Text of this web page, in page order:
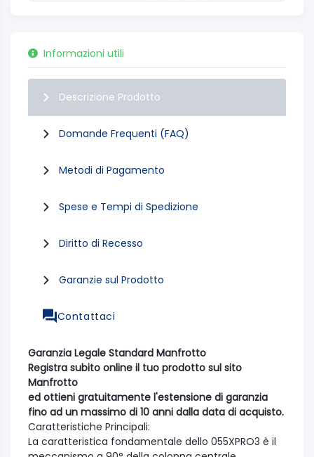
Informazioni utili
Descrizione Prodotto
Domande Frequenti (FAQ)
Metodi di Pagamento
Spese e Tempi di Spedizione
Diritto di Recesso
Garanzie sul Prodotto
Contattaci
Garanzia Legale Standard Manfrotto
Registra subito online il tuo prodotto sul sito
Manfrotto
ed ottieni gratuitamente l'estensione di garanzia
fino ad un massimo di 10 anni dalla data di acquisto.
Caratteristiche Principali:
La caratteristica fondamentale dello 055XPRO3 è il